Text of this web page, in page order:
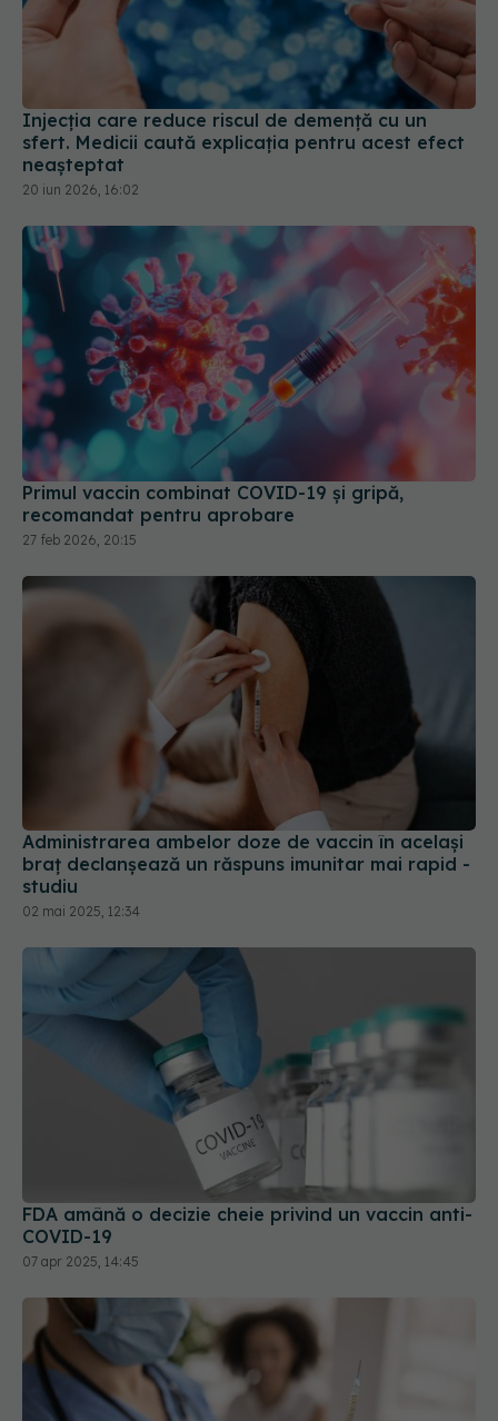
Injecția care reduce riscul de demență cu un
sfert. Medicii caută explicația pentru acest efect
neașteptat
20 iun 2026, 16:02
Primul vaccin combinat COVID-19 și gripă,
recomandat pentru aprobare
27 feb 2026, 20:15
Administrarea ambelor doze de vaccin în acelaşi
braţ declanşează un răspuns imunitar mai rapid -
studiu
02 mai 2025, 12:34
FDA amână o decizie cheie privind un vaccin anti-
07 apr 2025, 14:45